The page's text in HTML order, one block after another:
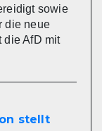
sowie
die neue
die AfD mit
stellt